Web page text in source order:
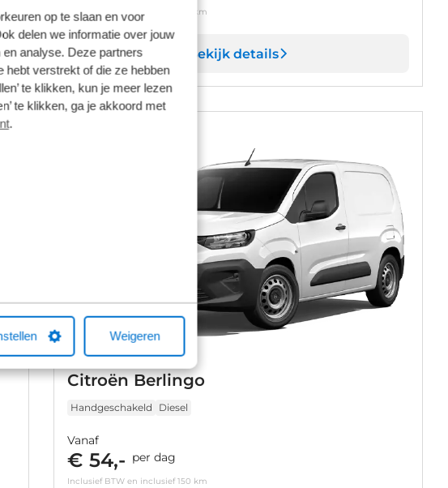
op te slaan en voor
delen we informatie over jouw
analyse. Deze partners
hebt verstrekt of die ze hebben
te klikken, kun je meer lezen
te klikken, ga je akkoord met
.
Weigeren
Inclusief BTW en inclusief 150 km
Bekijk details
Citroën Berlingo
Handgeschakeld Diesel
Vanaf
€ 54,- per dag
Inclusief BTW en inclusief 150 km